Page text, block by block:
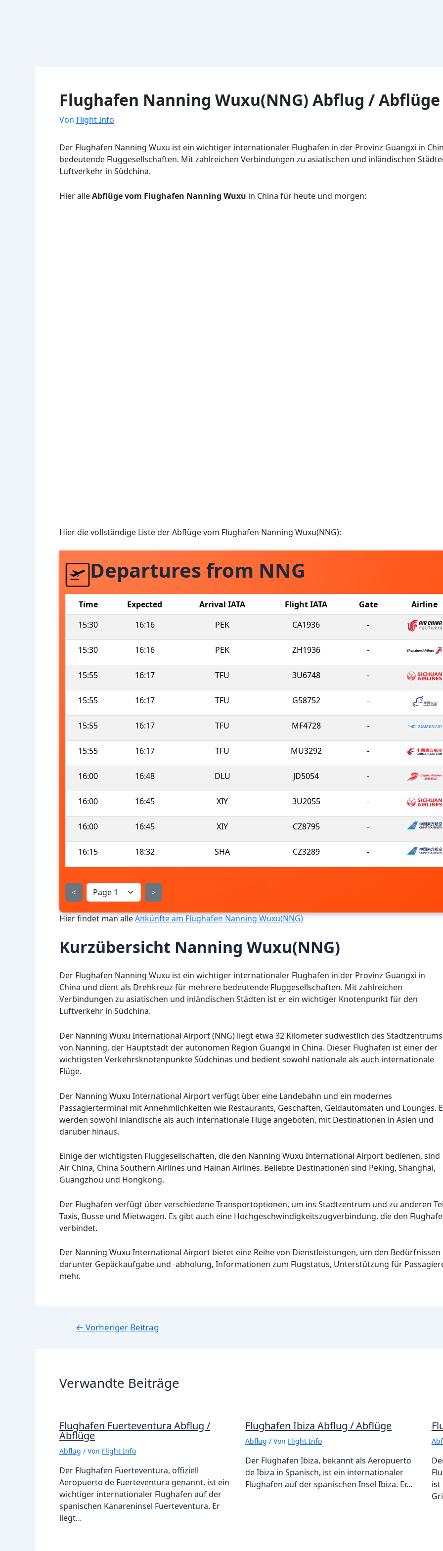
Flughafen Nanning Wuxu(NNG) Abflug / Abflüge
Von Flight Info
Der Flughafen Nanning Wuxu ist ein wichtiger internationaler Flughafen in der Provinz Guangxi in
bedeutende Fluggesellschaften. Mit zahlreichen Verbindungen zu asiatischen und inländischen
Luftverkehr in Südchina.
Hier alleAbflüge vom Flughafen Nanning Wuxu in China für heute und morgen:
Hier die vollständige Liste der Abflüge vom Flughafen Nanning Wuxu(NNG):
Departures from NNG
Time Expected Arrival IATA Flight IATA Gate
Airline
15:30
16:16 PEK CA1936 -
15:30 16:16 PEK ZH1936 -
15:55 16:17 TFU 3U6748 -
15:55 16:17 TFU G58752 -
15:55 16:17 TFU MF4728 -
15:55 16:17 TFU MU3292 -
16:00 16:48 DLU JD5054 -
16:00 16:45 XIY 3U2055 -
16:00 16:45 XIY CZ8795 -
16:15 18:32 SHA CZ3289 -
< >
Hier findet man alleAnkünfte am Flughafen Nanning Wuxu(NNG)
Kurzübersicht Nanning Wuxu(NNG)
Der Flughafen Nanning Wuxu ist ein wichtiger internationaler Flughafen in der Provinz Guangxi in
China und dient als Drehkreuz für mehrere bedeutende Fluggesellschaften. Mit zahlreichen
Verbindungen zu asiatischen und inländischen Städten ist er ein wichtiger Knotenpunkt für den
Luftverkehr in Südchina.
Der Nanning Wuxu International Airport (NNG) liegt etwa 32 Kilometer südwestlich des Stadtzentrums
von Nanning, der Hauptstadt der autonomen Region Guangxi in China. Dieser Flughafen ist einer der
wichtigsten Verkehrsknotenpunkte Südchinas und bedient sowohl nationale als auch internationale
Flüge.
Der Nanning Wuxu International Airport verfügt über eine Landebahn und ein modernes
Passagierterminal mit Annehmlichkeiten wie Restaurants, Geschäften, Geldautomaten und Lounges.
werden sowohl inländische als auch internationale Flüge angeboten, mit Destinationen in Asien und
darüber hinaus.
Einige der wichtigsten Fluggesellschaften, die den Nanning Wuxu International Airport bedienen, sind
Air China, China Southern Airlines und Hainan Airlines. Beliebte Destinationen sind Peking, Shanghai,
Guangzhou und Hongkong.
Der Flughafen verfügt über verschiedene Transportoptionen, um ins Stadtzentrum und zu anderen
Taxis, Busse und Mietwagen. Es gibt auch eine Hochgeschwindigkeitszugverbindung, die den
verbindet.
Der Nanning Wuxu International Airport bietet eine Reihe von Dienstleistungen, um den
darunter Gepäckaufgabe und -abholung, Informationen zum Flugstatus, Unterstützung für
mehr.
Beitragsnavigation
← Vorheriger Beitrag
Verwandte Beiträge
Flughafen Fuerteventura Abflug /
Abflüge
Abflug / Von Flight Info
Der Flughafen Fuerteventura, offiziell
Aeropuerto de Fuerteventura genannt, ist ein
wichtiger internationaler Flughafen auf der
spanischen Kanareninsel Fuerteventura. Er
liegt…
Flughafen Ibiza Abflug / Abflüge
Abflug / Von Flight Info
Der Flughafen Ibiza, bekannt als Aeropuerto
de Ibiza in Spanisch, ist ein internationaler
Flughafen auf der spanischen Insel Ibiza. Er…
ist